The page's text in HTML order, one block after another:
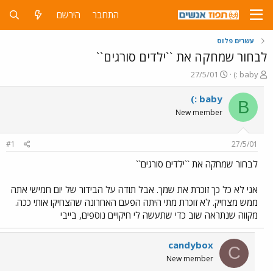
התחבר הירשם
עשרים פלוס
לבחור שמחקה את ``ילדים סורגים``
פ
ו
ת
ח
ה
ש
א
(: baby
פ
ו
ר
ס
ם
ר
27/5/01
B
(: baby
New member
27/5/01
#1
לבחור שמחקה את ``ילדים סורגים``
אני לא כל כך זוכרת את שמך. אבל תודה על הבידור של יום חמישי אתה
ממש מצחיק. לא זוכרת מתי היתה הפעם האחרונה שהצחיקו אותי ככה.
מקווה שנתראה שוב כדי שתעשה לי חיקויים נוספים, בייבי
C
candybox
New member